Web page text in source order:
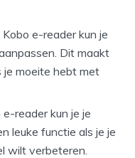
e-reader kun je
Dit maakt
je moeite hebt met
reader kun je je
leuke functie als je je
wilt verbeteren.